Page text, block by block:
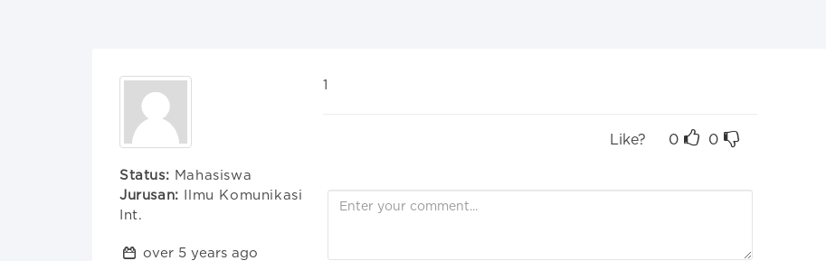
Status: Mahasiswa
Jurusan: Ilmu Komunikasi
Int.
over 5 years ago
1
Like? 0 0